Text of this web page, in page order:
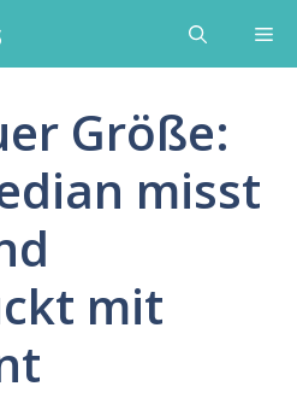
Größe:
misst
mit